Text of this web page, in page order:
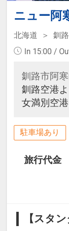
ニュー阿
北海道
釧
In 15:00 /
釧路市阿
釧路空港
女満別空
駐車場あり
旅行代金
【スタ